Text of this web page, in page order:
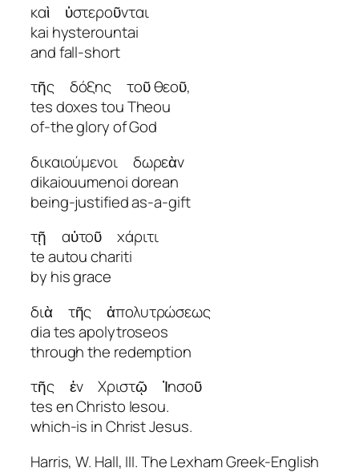
καὶ ὑστεροῦνται
kai hysterountai
and fall-short
τῆς δόξης τοῦ θεοῦ,
tes doxes tou Theou
of-the glory of God
δικαιούμενοι δωρεὰν
dikaiouumenoi dorean
being-justified as-a-gift
τῇ αὐτοῦ χάριτι
te autou chariti
by his grace
διὰ τῆς ἀπολυτρώσεως
dia tes apolytroseos
through the redemption
τῆς ἐν Χριστῷ Ἰησοῦ
tes en Christo Iesou.
which-is in Christ Jesus.
Harris, W. Hall, III. The Lexham Greek-English